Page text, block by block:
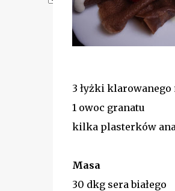
Powered by Translate
3 łyżki klarowanego
1 owoc granatu
kilka plasterków
Masa
30 dkg sera białego